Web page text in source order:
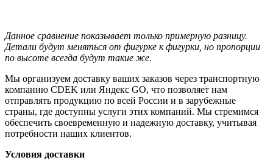
Данное сравнение показывает только примерную разницу.
Детали будут меняться от фигурке к фигурки, но пропорции
по высоте всегда будут такие же.
Мы организуем доставку ваших заказов через транспортную
компанию CDEK или Яндекс GO, что позволяет нам
отправлять продукцию по всей России и в зарубежные
страны, где доступны услуги этих компаний. Мы стремимся
обеспечить своевременную и надежную доставку, учитывая
потребности наших клиентов.
Условия доставки